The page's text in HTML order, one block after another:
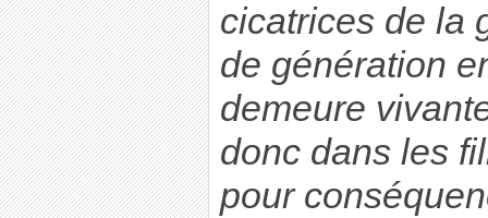
cicatrices de la
de génération
demeure
donc dans les
pour